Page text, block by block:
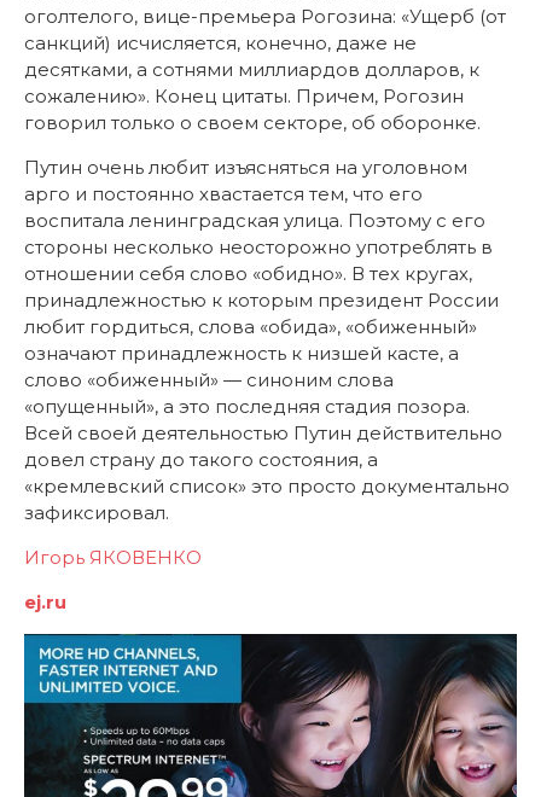
оголтелого, вице-премьера Рогозина: «Ущерб (от
санкций) исчисляется, конечно, даже не
десятками, а сотнями миллиардов долларов, к
сожалению». Конец цитаты. Причем, Рогозин
говорил только о своем секторе, об оборонке.
Путин очень любит изъясняться на уголовном
арго и постоянно хвастается тем, что его
воспитала ленинградская улица. Поэтому с его
стороны несколько неосторожно употреблять в
отношении себя слово «обидно». В тех кругах,
принадлежностью к которым президент России
любит гордиться, слова «обида», «обиженный»
означают принадлежность к низшей касте, а
слово «обиженный» — синоним слова
«опущенный», а это последняя стадия позора.
Всей своей деятельностью Путин действительно
довел страну до такого состояния, а
«кремлевский список» это просто документально
зафиксировал.
Игорь ЯКОВЕНКО
ej.ru